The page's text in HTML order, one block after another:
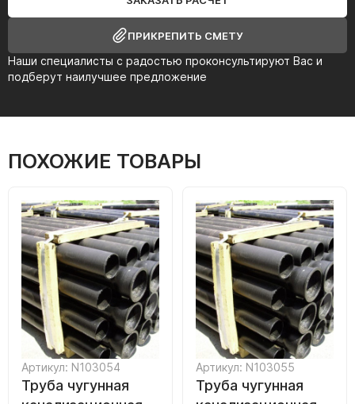
Наши специалисты с радостью проконсультируют Вас и
подберут наилучшее предложение
ПРИКРЕПИТЬ СМЕТУ
ПОХОЖИЕ ТОВАРЫ
Артикул: N103054
Труба чугунная
Артикул: N103055
Труба чугунная